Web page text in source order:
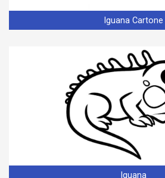
Iguana Cartone
Iguana